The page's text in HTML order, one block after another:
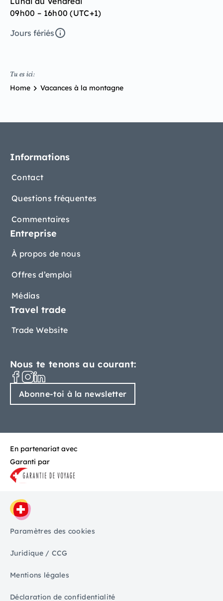
09h00 – 16h00 (UTC+1)
Jours fériés
Tu es ici:
Home Vacances à la montagne
Informations
Contact
Questions fréquentes
Commentaires
Entreprise
À propos de nous
Offres d’emploi
Médias
Travel trade
Trade Website
Nous te tenons au courant:
Abonne-toi à la newsletter
En partenariat avec
Garanti par
Paramètres des cookies
Juridique / CCG
Mentions légales
Déclaration de confidentialité